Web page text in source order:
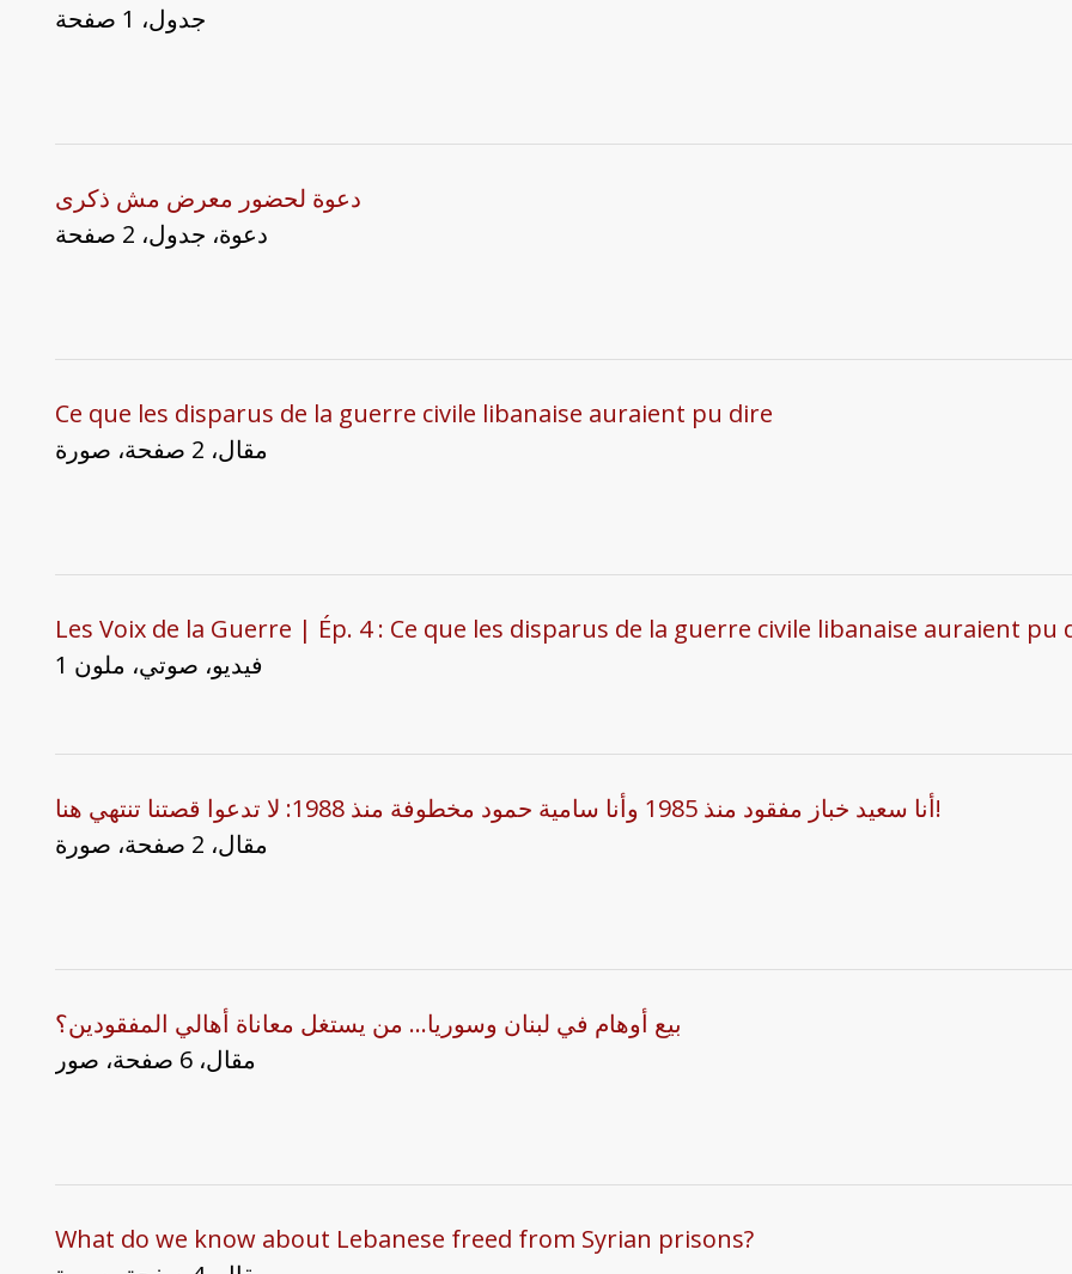
جدول، 1 صفحة
دعوة لحضور معرض مش ذكرى
دعوة، جدول، 2 صفحة
Ce que les disparus de la guerre civile libanaise auraient pu dire
مقال، 2 صفحة، صورة
Les Voix de la Guerre | Ép. 4 : Ce que les disparus de la guerre civile libanaise auraient pu
1 فيديو، صوتي، ملون
أنا سعيد خباز مفقود منذ 1985 وأنا سامية حمود مخطوفة منذ 1988: لا تدعوا قصتنا تنتهي هنا!
مقال، 2 صفحة، صورة
بيع أوهام في لبنان وسوريا... من يستغل معاناة أهالي المفقودين؟
مقال، 6 صفحة، صور
What do we know about Lebanese freed from Syrian prisons?